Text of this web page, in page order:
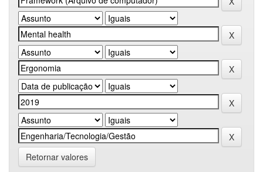
Retornar valores